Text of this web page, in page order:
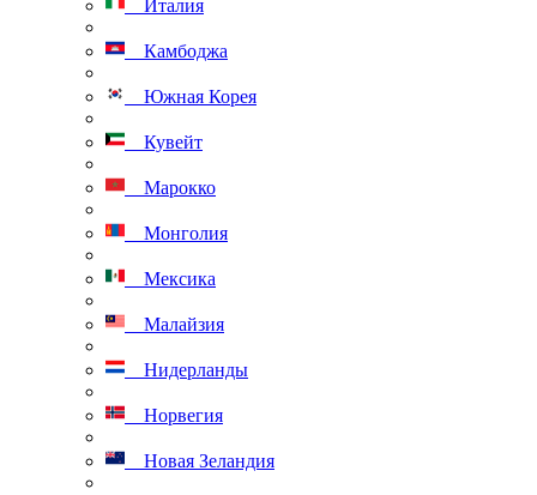
Италия
Камбоджа
Южная Корея
Кувейт
Марокко
Монголия
Мексика
Малайзия
Нидерланды
Норвегия
Новая Зеландия